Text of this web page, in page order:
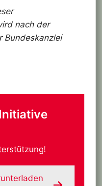
nach der
Bundeskanzlei